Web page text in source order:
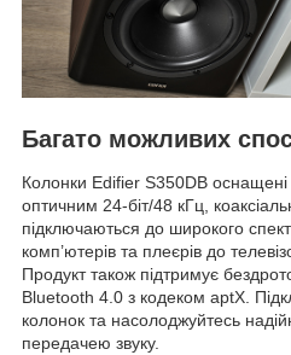
Багато можливих
Колонки Edifier S350DB
оптичним 24-біт/48 кГц,
підключаються до широкого
комп’ютерів та плеєрів до
Продукт також підтримує
Bluetooth 4.0 з кодеком aptX.
колонок та насолоджуйтесь
передачею звуку.